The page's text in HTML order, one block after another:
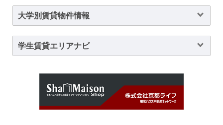
大学別賃貸物件情報
学生賃貸エリアナビ